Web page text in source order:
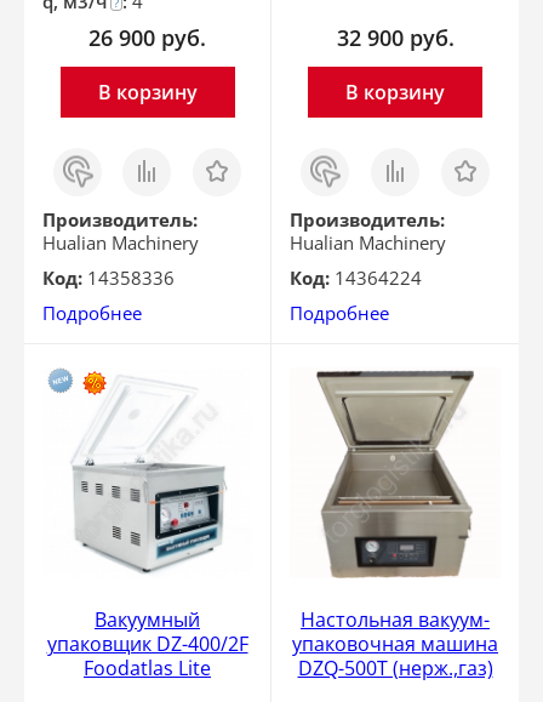
26 900 руб.
В корзину
Заказ
в 1
клик
Сравнить Отложить
Производитель:
Hualian Machinery
Код: 14358336
Подробнее
32 900 руб.
В корзину
Заказ
в 1
клик
Сравнить Отложить
Производитель:
Hualian Machinery
Код: 14364224
Подробнее
Вакуумный
упаковщик DZ-400/2F
Foodatlas Lite
Настольная вакуум-
упаковочная машина
DZQ-500T (нерж.,газ)